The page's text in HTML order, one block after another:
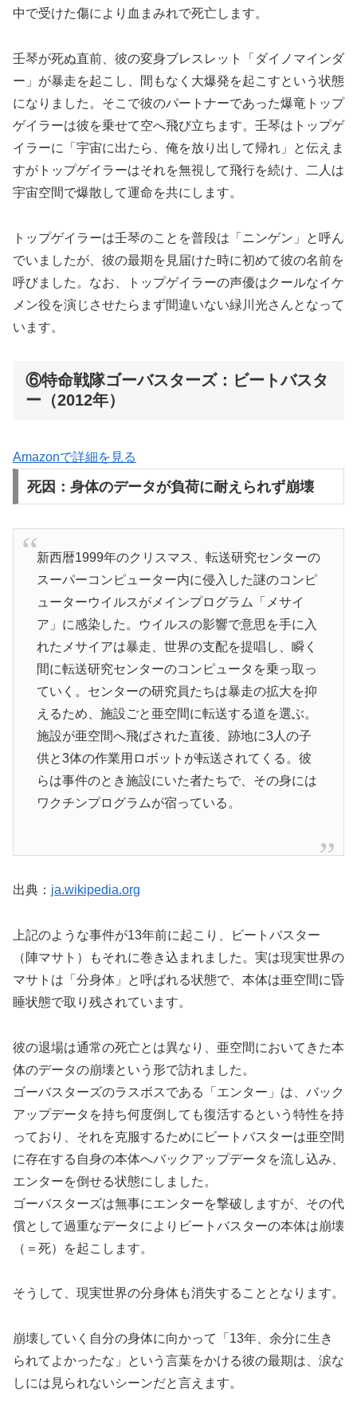
中で受けた傷により血まみれで死亡します。
壬琴が死ぬ直前、彼の変身ブレスレット「ダイノマインダ
ー」が暴走を起こし、間もなく大爆発を起こすという状態
になりました。そこで彼のパートナーであった爆竜トップ
ゲイラーは彼を乗せて空へ飛び立ちます。壬琴はトップゲ
イラーに「宇宙に出たら、俺を放り出して帰れ」と伝えま
すがトップゲイラーはそれを無視して飛行を続け、二人は
宇宙空間で爆散して運命を共にします。
トップゲイラーは壬琴のことを普段は「ニンゲン」と呼ん
でいましたが、彼の最期を見届けた時に初めて彼の名前を
呼びました。なお、トップゲイラーの声優はクールなイケ
メン役を演じさせたらまず間違いない緑川光さんとなって
います。
⑥特命戦隊ゴーバスターズ：ビートバスタ
ー（2012年）
Amazonで詳細を見る
死因：身体のデータが負荷に耐えられず崩壊
新西暦1999年のクリスマス、転送研究センターの
スーパーコンピューター内に侵入した謎のコンピ
ューターウイルスがメインプログラム「メサイ
ア」に感染した。ウイルスの影響で意思を手に入
れたメサイアは暴走、世界の支配を提唱し、瞬く
間に転送研究センターのコンピュータを乗っ取っ
ていく。センターの研究員たちは暴走の拡大を抑
えるため、施設ごと亜空間に転送する道を選ぶ。
施設が亜空間へ飛ばされた直後、跡地に3人の子
供と3体の作業用ロボットが転送されてくる。彼
らは事件のとき施設にいた者たちで、その身には
ワクチンプログラムが宿っている。
出典： ja.wikipedia.org
上記のような事件が13年前に起こり、ビートバスター
（陣マサト）もそれに巻き込まれました。実は現実世界の
マサトは「分身体」と呼ばれる状態で、本体は亜空間に昏
睡状態で取り残されています。
彼の退場は通常の死亡とは異なり、亜空間においてきた本
体のデータの崩壊という形で訪れました。
ゴーバスターズのラスボスである「エンター」は、バック
アップデータを持ち何度倒しても復活するという特性を持
っており、それを克服するためにビートバスターは亜空間
に存在する自身の本体へバックアップデータを流し込み、
エンターを倒せる状態にしました。
ゴーバスターズは無事にエンターを撃破しますが、その代
償として過重なデータによりビートバスターの本体は崩壊
（＝死）を起こします。
そうして、現実世界の分身体も消失することとなります。
崩壊していく自分の身体に向かって「13年、余分に生き
られてよかったな」という言葉をかける彼の最期は、涙な
しには見られないシーンだと言えます。